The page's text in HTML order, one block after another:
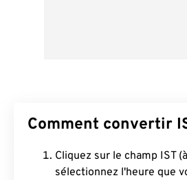
Comment convertir
Cliquez sur le champ IST
sélectionnez l'heure que